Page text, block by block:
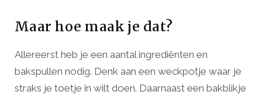
Maar hoe maak je dat?
Allereerst heb je een aantal ingrediënten en
bakspullen nodig. Denk aan een weckpotje waar je
straks je toetje in wilt doen. Daarnaast een bakblikje